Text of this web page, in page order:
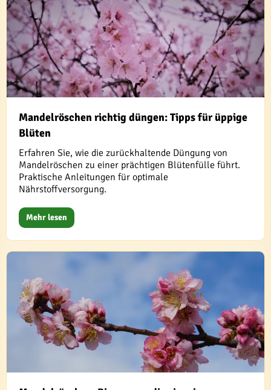
Mandelröschen richtig düngen: Tipps für üppige
Blüten
Erfahren Sie, wie die zurückhaltende Düngung von
Mandelröschen zu einer prächtigen Blütenfülle führt.
Praktische Anleitungen für optimale
Nährstoffversorgung.
Mehr lesen